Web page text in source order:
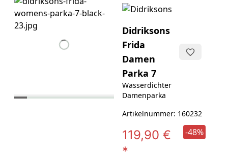
Didriksons
Frida
Damen
Parka 7
Wasserdichter
Damenparka
Artikelnummer: 160232
119,90 €
*
-48%